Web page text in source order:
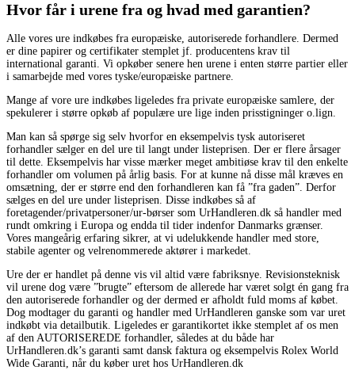
Hvor får i urene fra og hvad med garantien?
Alle vores ure indkøbes fra europæiske, autoriserede forhandlere. Dermed
er dine papirer og certifikater stemplet jf. producentens krav til
international garanti. Vi opkøber senere hen urene i enten større partier eller
i samarbejde med vores tyske/europæiske partnere.
Mange af vore ure indkøbes ligeledes fra private europæiske samlere, der
spekulerer i større opkøb af populære ure lige inden prisstigninger o.lign.
Man kan så spørge sig selv hvorfor en eksempelvis tysk autoriseret
forhandler sælger en del ure til langt under listeprisen. Der er flere årsager
til dette. Eksempelvis har visse mærker meget ambitiøse krav til den enkelte
forhandler om volumen på årlig basis. For at kunne nå disse mål kræves en
omsætning, der er større end den forhandleren kan få ”fra gaden”. Derfor
sælges en del ure under listeprisen. Disse indkøbes så af
foretagender/privatpersoner/ur-børser som UrHandleren.dk så handler med
rundt omkring i Europa og endda til tider indenfor Danmarks grænser.
Vores mangeårig erfaring sikrer, at vi udelukkende handler med store,
stabile agenter og velrenommerede aktører i markedet.
Ure der er handlet på denne vis vil altid være fabriksnye. Revisionsteknisk
vil urene dog være ”brugte” eftersom de allerede har været solgt én gang fra
den autoriserede forhandler og der dermed er afholdt fuld moms af købet.
Dog modtager du garanti og handler med UrHandleren ganske som var uret
indkøbt via detailbutik. Ligeledes er garantikortet ikke stemplet af os men
af den AUTORISEREDE forhandler, således at du både har
UrHandleren.dk’s garanti samt dansk faktura og eksempelvis Rolex World
Wide Garanti, når du køber uret hos UrHandleren.dk